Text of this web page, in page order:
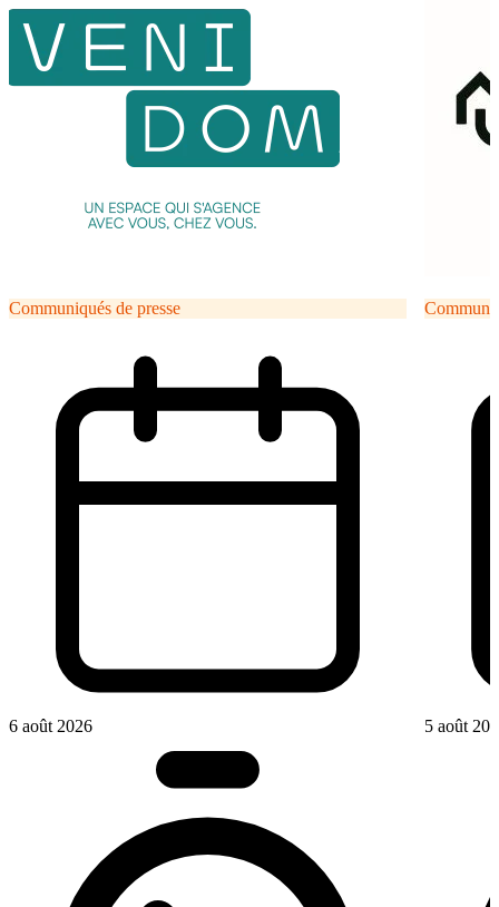
Communiqués de presse
6 août 2026 5 août